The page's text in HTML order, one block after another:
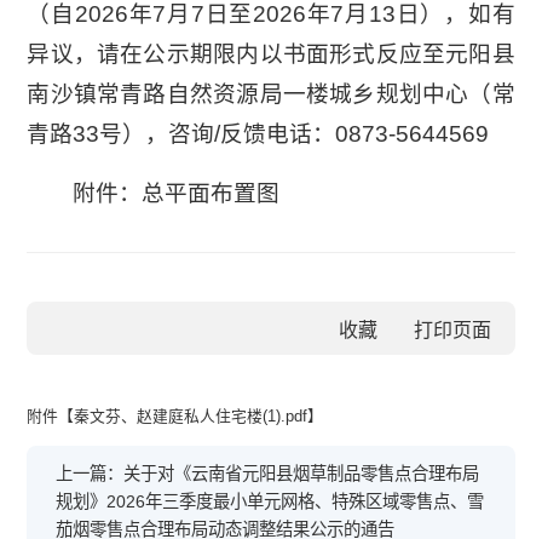
（自2026年7月7日至2026年7月13日），如有
异议，请在公示期限内以书面形式反应至元阳县
南沙镇常青路自然资源局一楼城乡规划中心（常
青路33号），咨询/反馈电话：0873-5644569
附件：总平面布置图
收藏
附件【秦文芬、赵建庭私人住宅楼(1).pdf】
上一篇：关于对《云南省元阳县烟草制品零售点合理布局
规划》2026年三季度最小单元网格、特殊区域零售点、雪
茄烟零售点合理布局动态调整结果公示的通告